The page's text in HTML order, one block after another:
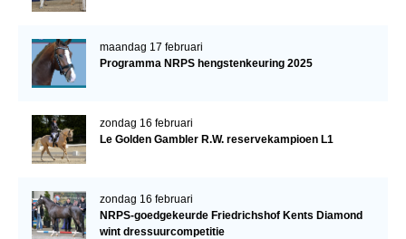
maandag 17 februari
Programma NRPS hengstenkeuring 2025
zondag 16 februari
Le Golden Gambler R.W. reservekampioen L1
zondag 16 februari
NRPS-goedgekeurde Friedrichshof Kents Diamond
wint dressuurcompetitie